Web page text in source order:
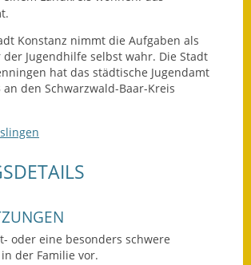
Gemeinderat
Sitzungsberichte 2015
Sitzungsberichte 2017
Sitzungsberichte 2019
Konstanz nimmt die Aufgaben als
Jugendhilfe selbst wahr. Die Stadt
hat das städtische Jugendamt
an den Schwarzwald-Baar-Kreis
oder eine besonders schwere
der Familie vor.